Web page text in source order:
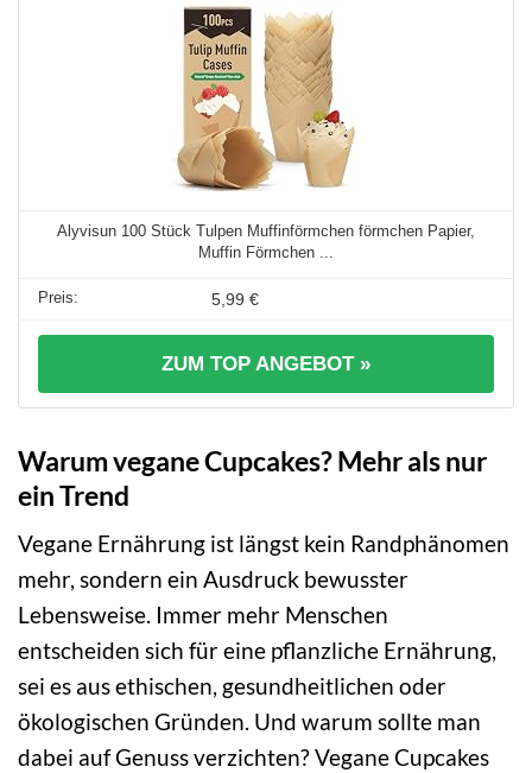
Alyvisun 100 Stück Tulpen Muffinförmchen förmchen Papier,
Muffin Förmchen ...
5,99 €
ZUM TOP ANGEBOT »
Warum vegane Cupcakes? Mehr als nur
ein Trend
Vegane Ernährung ist längst kein Randphänomen
mehr, sondern ein Ausdruck bewusster
Lebensweise. Immer mehr Menschen
entscheiden sich für eine pflanzliche Ernährung,
sei es aus ethischen, gesundheitlichen oder
ökologischen Gründen. Und warum sollte man
dabei auf Genuss verzichten? Vegane Cupcakes